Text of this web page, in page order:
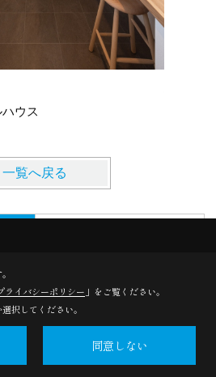
ウス
一覧へ戻る
岡市
吉田町
ライバシーポリシー 」をご覧ください。
択してください。
同意しない